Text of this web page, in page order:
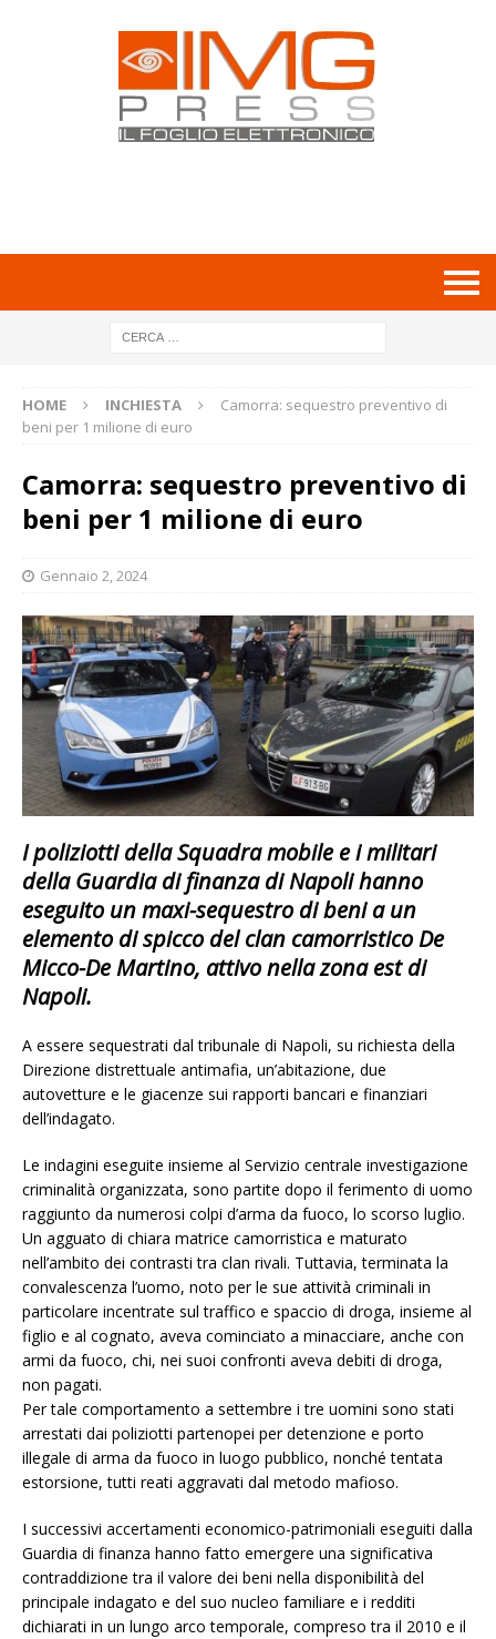
HOME INCHIESTA
Camorra: sequestro preventivo di
beni per 1 milione di euro
Camorra: sequestro preventivo di
beni per 1 milione di euro
Gennaio 2, 2024
I poliziotti della Squadra mobile e i militari
della Guardia di finanza di Napoli hanno
eseguito un maxi-sequestro di beni a un
elemento di spicco del clan camorristico De
Micco-De Martino, attivo nella zona est di
Napoli.
A essere sequestrati dal tribunale di Napoli, su richiesta della
Direzione distrettuale antimafia, un’abitazione, due
autovetture e le giacenze sui rapporti bancari e finanziari
dell’indagato.
Le indagini eseguite insieme al Servizio centrale investigazione
criminalità organizzata, sono partite dopo il ferimento di uomo
raggiunto da numerosi colpi d’arma da fuoco, lo scorso luglio.
Un agguato di chiara matrice camorristica e maturato
nell’ambito dei contrasti tra clan rivali. Tuttavia, terminata la
convalescenza l’uomo, noto per le sue attività criminali in
particolare incentrate sul traffico e spaccio di droga, insieme al
figlio e al cognato, aveva cominciato a minacciare, anche con
armi da fuoco, chi, nei suoi confronti aveva debiti di droga,
non pagati.
Per tale comportamento a settembre i tre uomini sono stati
arrestati dai poliziotti partenopei per detenzione e porto
illegale di arma da fuoco in luogo pubblico, nonché tentata
estorsione, tutti reati aggravati dal metodo mafioso.
I successivi accertamenti economico-patrimoniali eseguiti dalla
Guardia di finanza hanno fatto emergere una significativa
contraddizione tra il valore dei beni nella disponibilità del
principale indagato e del suo nucleo familiare e i redditi
dichiarati in un lungo arco temporale, compreso tra il 2010 e il